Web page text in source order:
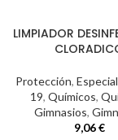
LIMPIADOR
Protección,
19, Químicos,
Gimnasios,
9,06€